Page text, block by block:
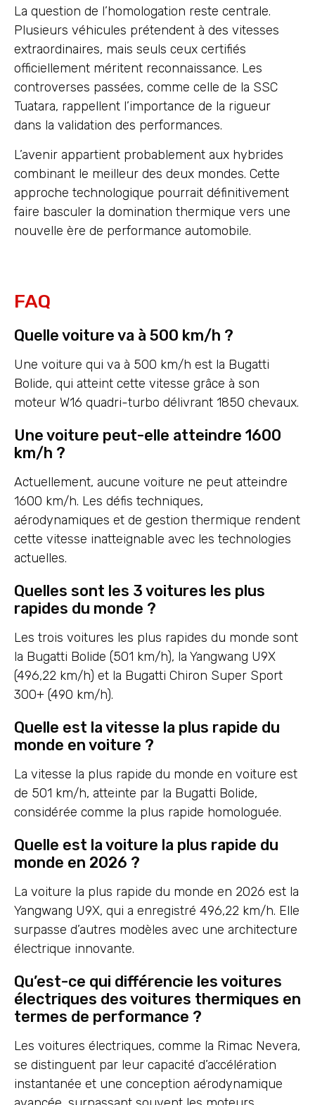
La question de l’homologation reste centrale.
Plusieurs véhicules prétendent à des vitesses
extraordinaires, mais seuls ceux certifiés
officiellement méritent reconnaissance. Les
controverses passées, comme celle de la SSC
Tuatara, rappellent l’importance de la rigueur
dans la validation des performances.
L’avenir appartient probablement aux hybrides
combinant le meilleur des deux mondes. Cette
approche technologique pourrait définitivement
faire basculer la domination thermique vers une
nouvelle ère de performance automobile.
FAQ
Quelle voiture va à 500 km/h ?
Une voiture qui va à 500 km/h est la Bugatti
Bolide, qui atteint cette vitesse grâce à son
moteur W16 quadri-turbo délivrant 1850 chevaux.
Une voiture peut-elle atteindre 1600
km/h ?
Actuellement, aucune voiture ne peut atteindre
1600 km/h. Les défis techniques,
aérodynamiques et de gestion thermique rendent
cette vitesse inatteignable avec les technologies
actuelles.
Quelles sont les 3 voitures les plus
rapides du monde ?
Les trois voitures les plus rapides du monde sont
la Bugatti Bolide (501 km/h), la Yangwang U9X
(496,22 km/h) et la Bugatti Chiron Super Sport
300+ (490 km/h).
Quelle est la vitesse la plus rapide du
monde en voiture ?
La vitesse la plus rapide du monde en voiture est
de 501 km/h, atteinte par la Bugatti Bolide,
considérée comme la plus rapide homologuée.
Quelle est la voiture la plus rapide du
monde en 2026 ?
La voiture la plus rapide du monde en 2026 est la
Yangwang U9X, qui a enregistré 496,22 km/h. Elle
surpasse d’autres modèles avec une architecture
électrique innovante.
Qu’est-ce qui différencie les voitures
électriques des voitures thermiques en
termes de performance ?
Les voitures électriques, comme la Rimac Nevera,
se distinguent par leur capacité d’accélération
instantanée et une conception aérodynamique